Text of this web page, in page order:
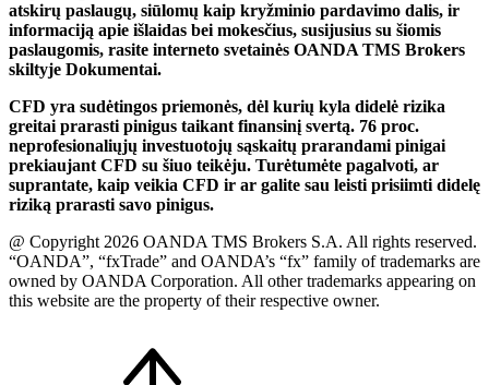
atskirų paslaugų, siūlomų kaip kryžminio pardavimo dalis, ir
informaciją apie išlaidas bei mokesčius, susijusius su šiomis
paslaugomis, rasite interneto svetainės OANDA TMS Brokers
skiltyje Dokumentai.
CFD yra sudėtingos priemonės, dėl kurių kyla didelė rizika
greitai prarasti pinigus taikant finansinį svertą. 76 proc.
neprofesionaliųjų investuotojų sąskaitų prarandami pinigai
prekiaujant CFD su šiuo teikėju. Turėtumėte pagalvoti, ar
suprantate, kaip veikia CFD ir ar galite sau leisti prisiimti didelę
riziką prarasti savo pinigus.
@ Copyright 2026 OANDA TMS Brokers S.A. All rights reserved.
“OANDA”, “fxTrade” and OANDA’s “fx” family of trademarks are
owned by OANDA Corporation. All other trademarks appearing on
this website are the property of their respective owner.